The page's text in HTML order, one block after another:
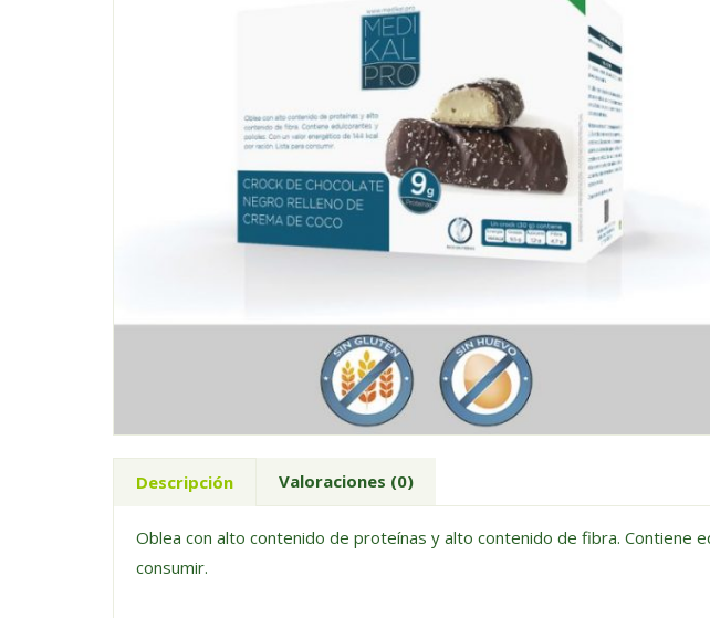
Descripción Valoraciones (0)
Oblea con alto contenido de proteínas y alto contenido de fibra. Contiene
consumir.